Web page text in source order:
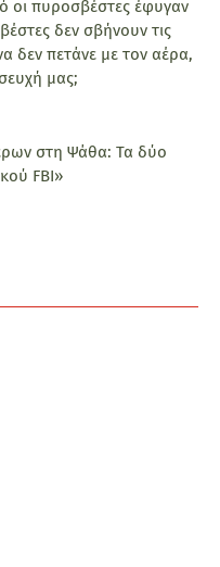
οι πυροσβέστες έφυγαν
δεν σβήνουν τις
δεν πετάνε με τον αέρα,
μας;
στη Ψάθα: Τα δύο
FBI»